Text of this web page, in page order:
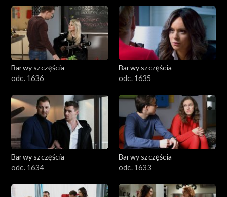
Barwy szczęścia
odc. 1636
Barwy szczęścia
odc. 1635
Barwy szczęścia
odc. 1634
Barwy szczęścia
odc. 1633